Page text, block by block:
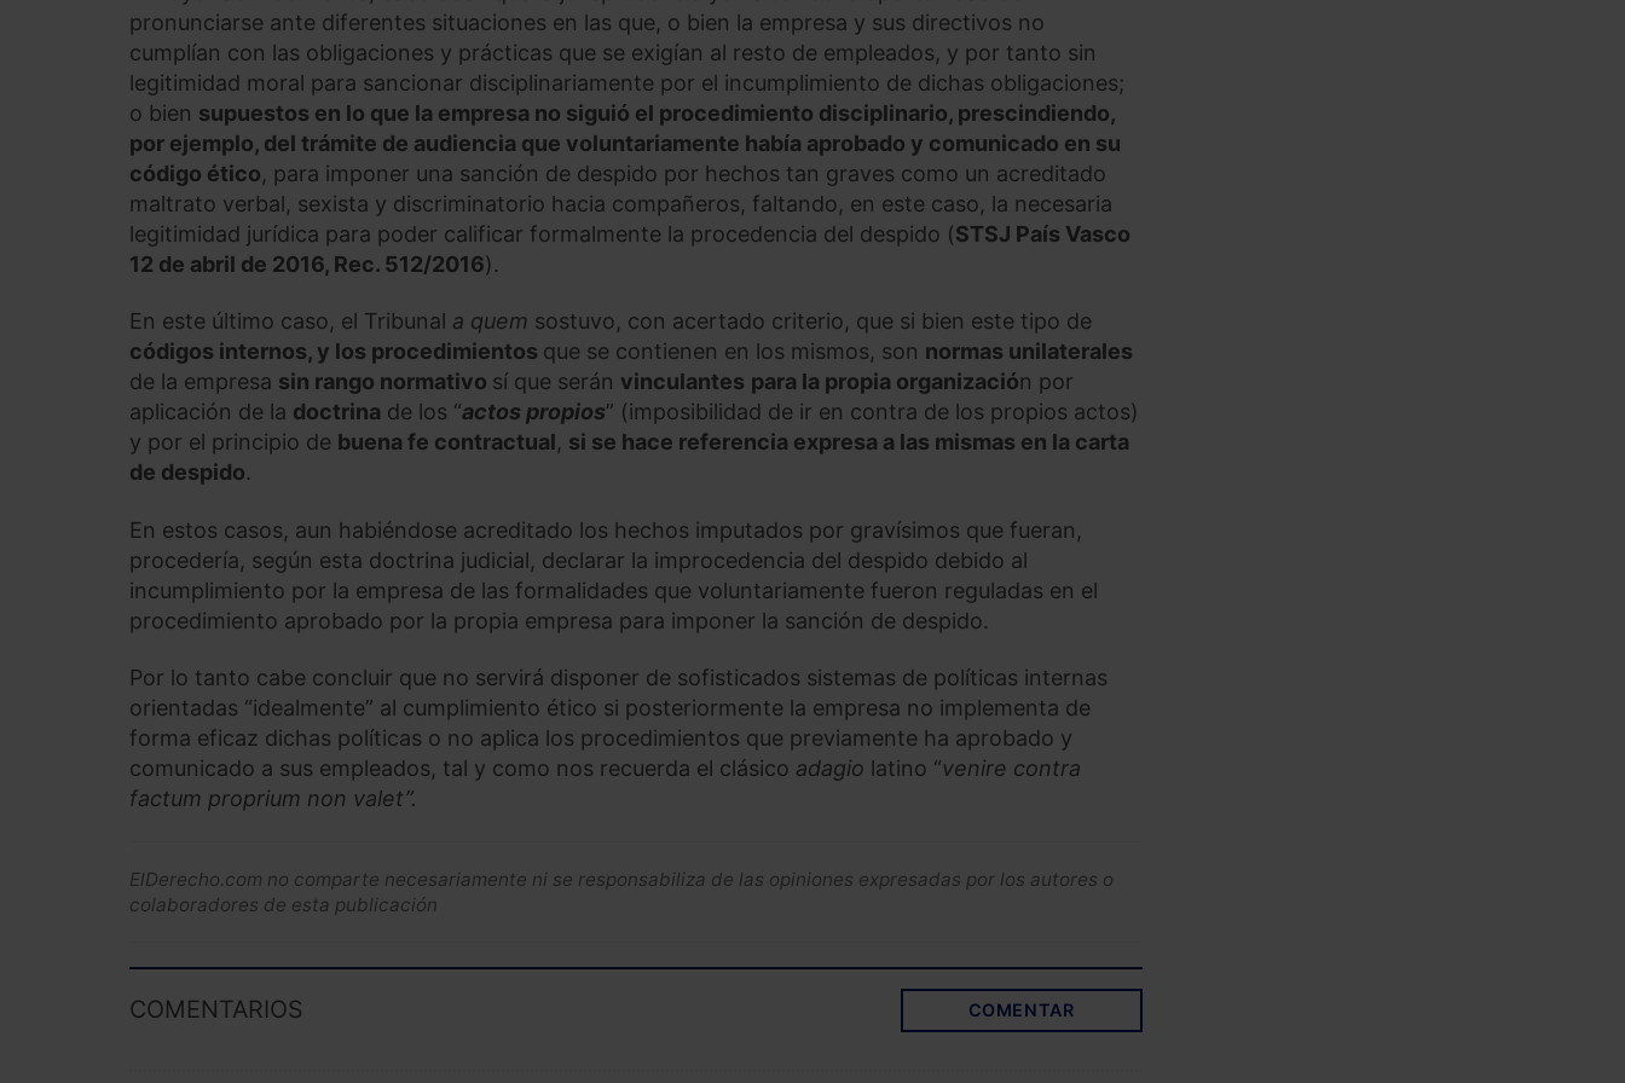
pronunciarse ante diferentes situaciones en las que, o bien la empresa y sus directivos no
cumplían con las obligaciones y prácticas que se exigían al resto de empleados, y por tanto sin
legitimidad moral para sancionar disciplinariamente por el incumplimiento de dichas obligaciones;
o bien supuestos en lo que la empresa no siguió el procedimiento disciplinario, prescindiendo,
por ejemplo, del trámite de audiencia que voluntariamente había aprobado y comunicado en su
código ético, para imponer una sanción de despido por hechos tan graves como un acreditado
maltrato verbal, sexista y discriminatorio hacia compañeros, faltando, en este caso, la necesaria
legitimidad jurídica para poder calificar formalmente la procedencia del despido (STSJ País Vasco
12 de abril de 2016, Rec. 512/2016).
En este último caso, el Tribunal a quem sostuvo, con acertado criterio, que si bien este tipo de
códigos internos, y los procedimientos que se contienen en los mismos, son normas unilaterales
de la empresa sin rango normativo sí que serán vinculantes para la propia organización por
aplicación de la doctrina de los “actos propios” (imposibilidad de ir en contra de los propios actos)
y por el principio de buena fe contractual, si se hace referencia expresa a las mismas en la carta
de despido.
En estos casos, aun habiéndose acreditado los hechos imputados por gravísimos que fueran,
procedería, según esta doctrina judicial, declarar la improcedencia del despido debido al
incumplimiento por la empresa de las formalidades que voluntariamente fueron reguladas en el
procedimiento aprobado por la propia empresa para imponer la sanción de despido.
Por lo tanto cabe concluir que no servirá disponer de sofisticados sistemas de políticas internas
orientadas “idealmente” al cumplimiento ético si posteriormente la empresa no implementa de
forma eficaz dichas políticas o no aplica los procedimientos que previamente ha aprobado y
comunicado a sus empleados, tal y como nos recuerda el clásico adagio latino “venire contra
factum proprium non valet”.
ElDerecho.com no comparte necesariamente ni se responsabiliza de las opiniones expresadas por los autores o
colaboradores de esta publicación
COMENTARIOS COMENTAR